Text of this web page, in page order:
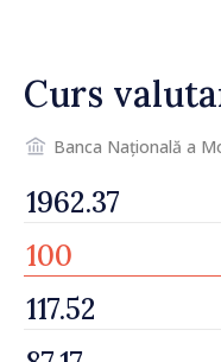
Curs
Banca Națională a